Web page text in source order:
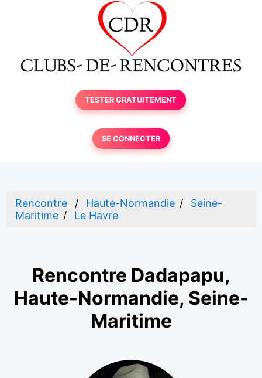
TESTER GRATUITEMENT
SE CONNECTER
Rencontre Haute-Normandie
Seine-
Maritime
Le Havre
Rencontre Dadapapu,
Haute-Normandie, Seine-
Maritime